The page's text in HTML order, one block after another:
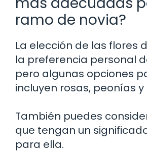
ramo de novia?
La elección de las flores
la preferencia personal
pero algunas opciones
incluyen rosas, peonías
También puedes
que tengan un
para ella.